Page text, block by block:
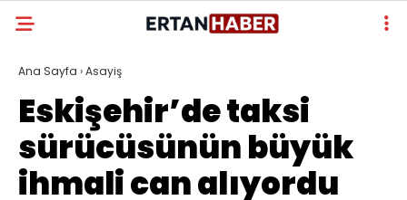
Ana Sayfa ›Asayiş
Eskişehir’de taksi
sürücüsünün büyük
ihmali can alıyordu